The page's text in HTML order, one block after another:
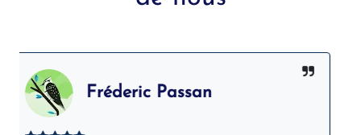
Fréderic Passan